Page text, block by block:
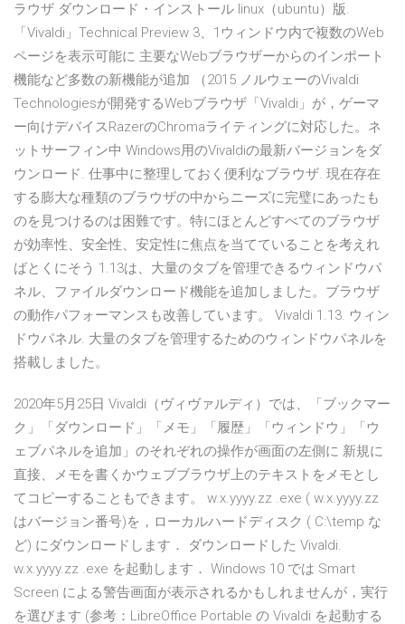
ラウザ ダウンロード・インストール linux（ubuntu）版.
「Vivaldi」Technical Preview 3、1ウィンドウ内で複数のWeb
ページを表示可能に 主要なWebブラウザーからのインポート
機能など多数の新機能が追加 （2015 ノルウェーのVivaldi
Technologiesが開発するWebブラウザ「Vivaldi」が，ゲーマ
ー向けデバイスRazerのChromaライティングに対応した。ネ
ットサーフィン中 Windows用のVivaldiの最新バージョンをダ
ウンロード. 仕事中に整理しておく便利なブラウザ. 現在存在
する膨大な種類のブラウザの中からニーズに完璧にあったも
のを見つけるのは困難です。特にほとんどすべてのブラウザ
が効率性、安全性、安定性に焦点を当てていることを考えれ
ばとくにそう 1.13は、大量のタブを管理できるウィンドウパ
ネル、ファイルダウンロード機能を追加しました。ブラウザ
の動作パフォーマンスも改善しています。 Vivaldi 1.13. ウィン
ドウパネル. 大量のタブを管理するためのウィンドウパネルを
搭載しました。
2020年5月25日 Vivaldi（ヴィヴァルディ）では、「ブックマー
ク」「ダウンロード」「メモ」「履歴」「ウィンドウ」「ウ
ェブパネルを追加」のそれぞれの操作が画面の左側に 新規に
直接、メモを書くかウェブブラウザ上のテキストをメモとし
てコピーすることもできます。 w.x.yyyy.zz .exe ( w.x.yyyy.zz
はバージョン番号)を，ローカルハードディスク ( C:\temp な
ど) にダウンロードします． ダウンロードした Vivaldi.
w.x.yyyy.zz .exe を起動します． Windows 10 では Smart
Screen による警告画面が表示されるかもしれませんが，実行
を選びます (参考：LibreOffice Portable の Vivaldi を起動する